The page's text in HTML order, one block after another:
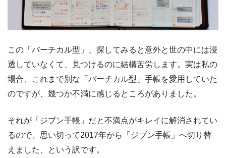
この「バーチカル型」、探してみると意外と世の中には浸
透していなくて、見つけるのに結構苦労します。実は私の
場合、これまで別な「バーチカル型」手帳を愛用していた
のですが、幾つか不満に感じるところがありました。
それが「ジブン手帳」だと不満点がキレイに解消されてい
るので、思い切って2017年から「ジブン手帳」へ切り替
えました、という訳です。